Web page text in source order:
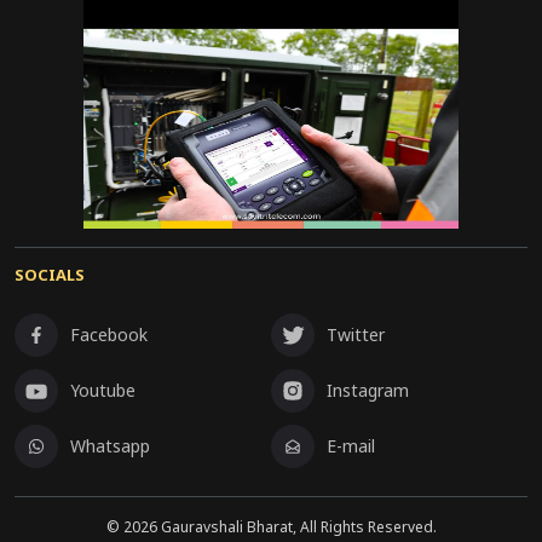
SOCIALS
Facebook Twitter
Youtube Instagram
Whatsapp E-mail
© 2026Gauravshali Bharat, All Rights Reserved.